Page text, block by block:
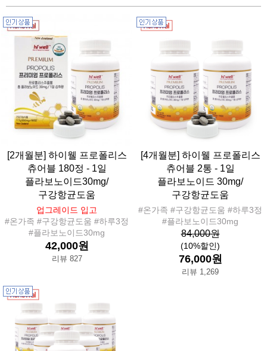
[2개월분] 하이웰 프로폴리스
츄어블 180정 - 1일
플라보노이드30mg/
구강항균도움
업그레이드 입고
#온가족 #구강항균도움 #하루3정
#플라보노이드30mg
42,000원
리뷰 827
[4개월분] 하이웰 프로폴리스
츄어블 2통 - 1일
플라보노이드 30mg/
구강항균도움
#온가족 #구강항균도움 #하루3정
#플라보노이드30mg
84,000원
(10%할인)
76,000원
리뷰 1,269